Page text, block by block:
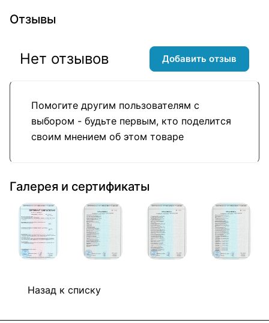
Отзывы
Помогите другим пользователям с
выбором - будьте первым, кто поделится
своим мнением об этом товаре
Нет отзывов Добавить отзыв
Галерея и сертификаты
Назад к списку